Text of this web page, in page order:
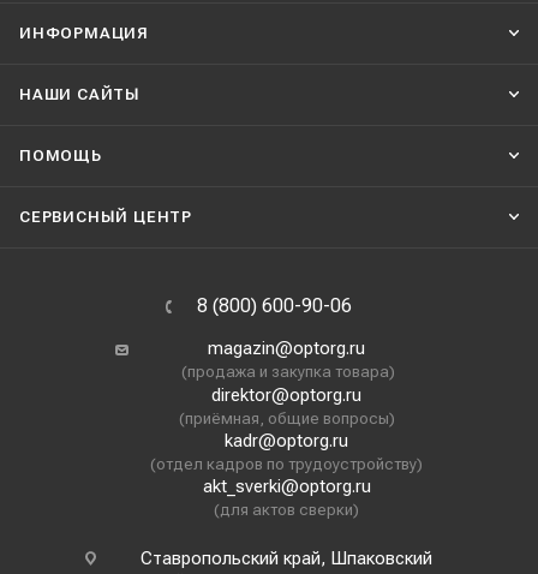
ИНФОРМАЦИЯ
НАШИ CАЙТЫ
ПОМОЩЬ
СЕРВИСНЫЙ ЦЕНТР
8 (800) 600-90-06
magazin@optorg.ru
(продажа и закупка товара)
direktor@optorg.ru
(приёмная, общие вопросы)
kadr@optorg.ru
(отдел кадров по трудоустройству)
akt_sverki@optorg.ru
(для актов сверки)
Ставропольский край, Шпаковский